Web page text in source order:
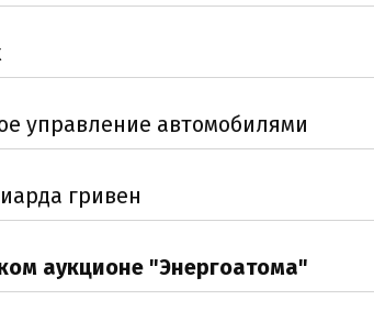
управление автомобилями
гривен
аукционе "Энергоатома"